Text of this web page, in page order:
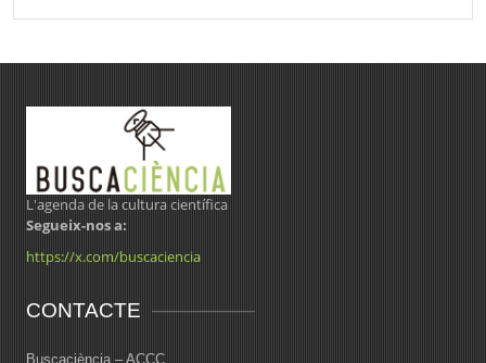
L'agenda de la cultura científica
Segueix-nos a:
https://x.com/buscaciencia
CONTACTE
Buscaciència – ACCC